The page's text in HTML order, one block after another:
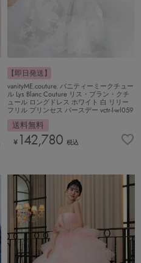
【即日発送】
vanityME.couture. バニティーミークチュー
ル Lys Blanc Couture リス・ブラン・クチ
ュール ロングドレス ホワイト 白 リリー
フリル プリンセス バースデー vctr-l-wl059
送料無料
¥ 142,780 税込